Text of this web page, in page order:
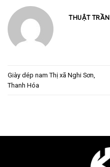
THUẬT TRẦN
Giày dép nam Thị xã Nghi Sơn,
Thanh Hóa